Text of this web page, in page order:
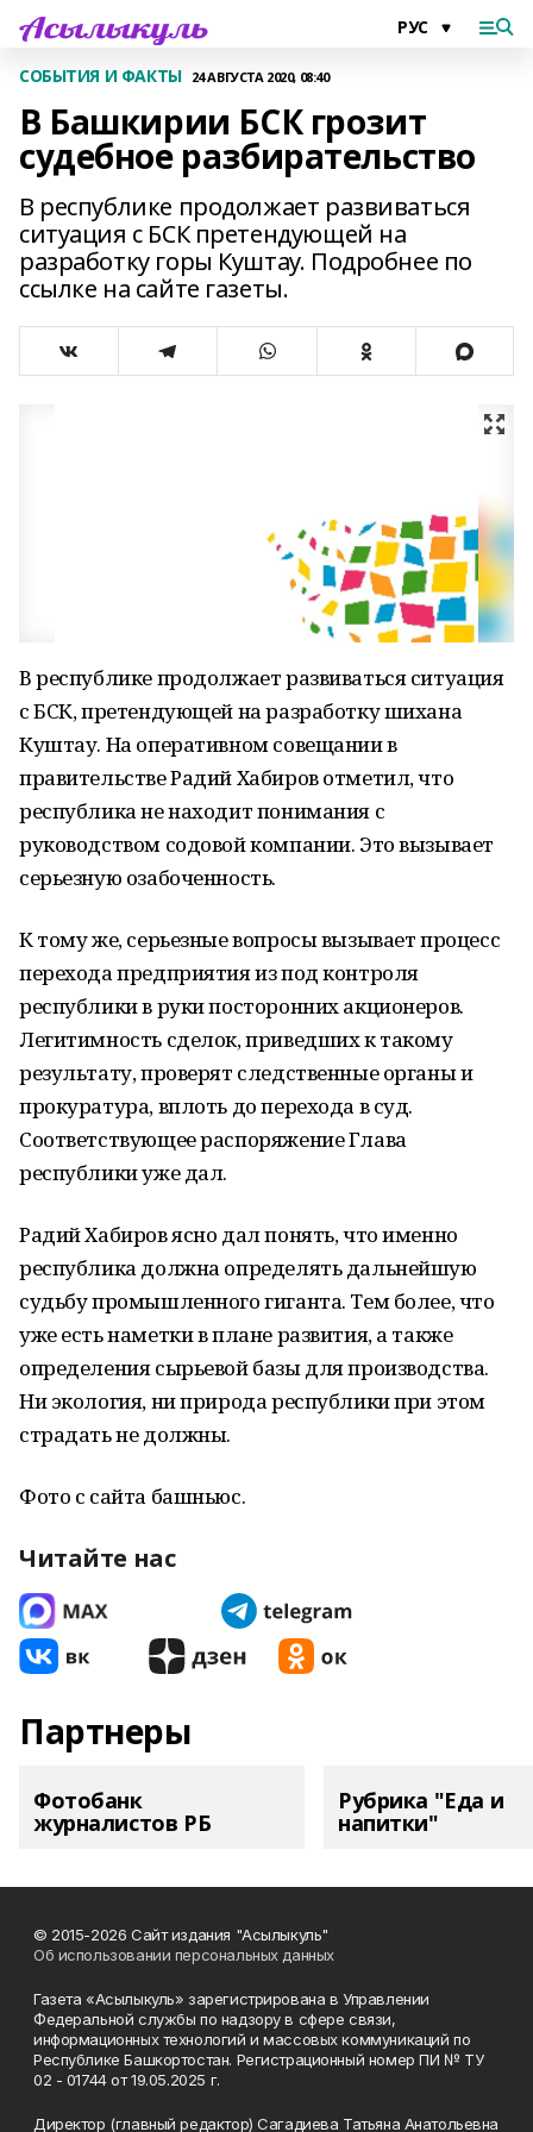
СОБЫТИЯ И ФАКТЫ 24 АВГУСТА 2020, 08:40
В Башкирии БСК грозит
судебное разбирательство
В республике продолжает развиваться
ситуация с БСК претендующей на
разработку горы Куштау. Подробнее по
ссылке на сайте газеты.
В республике продолжает развиваться ситуация
с БСК, претендующей на разработку шихана
Куштау. На оперативном совещании в
правительстве Радий Хабиров отметил, что
республика не находит понимания с
руководством содовой компании. Это вызывает
серьезную озабоченность.
К тому же, серьезные вопросы вызывает процесс
перехода предприятия из под контроля
республики в руки посторонних акционеров.
Легитимность сделок, приведших к такому
результату, проверят следственные органы и
прокуратура, вплоть до перехода в суд.
Соответствующее распоряжение Глава
республики уже дал.
Радий Хабиров ясно дал понять, что именно
республика должна определять дальнейшую
судьбу промышленного гиганта. Тем более, что
уже есть наметки в плане развития, а также
определения сырьевой базы для производства.
Ни экология, ни природа республики при этом
страдать не должны.
Фото с сайта башньюс.
Читайте нас
Партнеры
Фотобанк
журналистов РБ
Рубрика "Еда и
напитки"
© 2015-2026 Сайт издания "Асылыкуль"
Об использовании персональных данных
Газета «Асылыкуль» зарегистрирована в Управлении
Федеральной службы по надзору в сфере связи,
информационных технологий и массовых коммуникаций по
Республике Башкортостан. Регистрационный номер ПИ № ТУ
02 - 01744 от 19.05.2025 г.
Директор (главный редактор) Сагадиева Татьяна Анатольевна